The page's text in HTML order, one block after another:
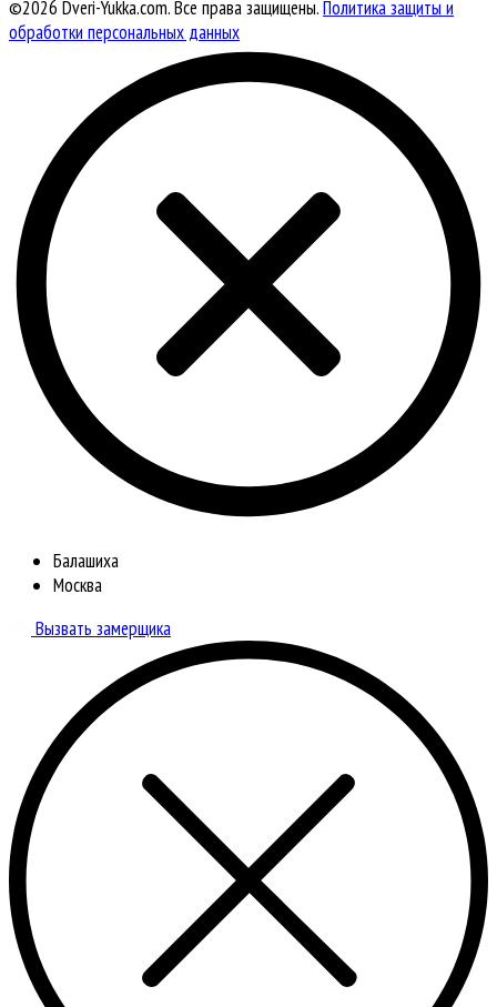
©2026 Dveri-Yukka.com. Все права защищены.Политика защиты и
обработки персональных данных
Балашиха
Москва
Вызвать замерщика